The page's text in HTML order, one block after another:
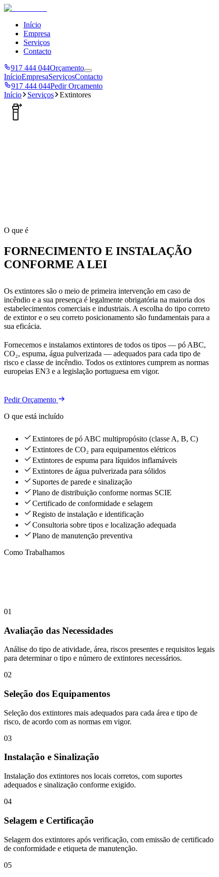
Início
Empresa
Serviços
Contacto
917 444 044Orçamento
InícioEmpresaServiçosContacto
917 444 044Pedir Orçamento
Início
Serviços Extintores
O que é
FORNECIMENTO E INSTALAÇÃO
CONFORME A LEI
Os extintores são o meio de primeira intervenção em caso de
incêndio e a sua presença é legalmente obrigatória na maioria dos
estabelecimentos comerciais e industriais. A escolha do tipo correto
de extintor e o seu correto posicionamento são fundamentais para a
sua eficácia.
Fornecemos e instalamos extintores de todos os tipos — pó ABC,
CO₂, espuma, água pulverizada — adequados para cada tipo de
risco e classe de incêndio. Todos os extintores cumprem as normas
europeias EN3 e a legislação portuguesa em vigor.
Pedir Orçamento
O que está incluído
Extintores de pó ABC multipropósito (classe A, B, C)
Extintores de CO₂ para equipamentos elétricos
Extintores de espuma para líquidos inflamáveis
Extintores de água pulverizada para sólidos
Suportes de parede e sinalização
Plano de distribuição conforme normas SCIE
Certificado de conformidade e selagem
Registo de instalação e identificação
Consultoria sobre tipos e localização adequada
Plano de manutenção preventiva
Como Trabalhamos
01
Avaliação das Necessidades
Análise do tipo de atividade, área, riscos presentes e requisitos legais
para determinar o tipo e número de extintores necessários.
02
Seleção dos Equipamentos
Seleção dos extintores mais adequados para cada área e tipo de
risco, de acordo com as normas em vigor.
03
Instalação e Sinalização
Instalação dos extintores nos locais corretos, com suportes
adequados e sinalização conforme exigido.
04
Selagem e Certificação
Selagem dos extintores após verificação, com emissão de certificado
de conformidade e etiqueta de manutenção.
05